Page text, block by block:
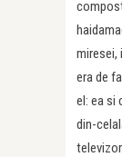
era de
el: ea si
din-